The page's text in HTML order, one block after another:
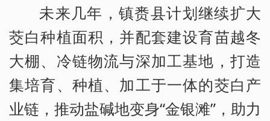
未来几年，镇赉县计划继续扩大
茭白种植面积，并配套建设育苗越冬
大棚、冷链物流与深加工基地，打造
集培育、种植、加工于一体的茭白产
业链，推动盐碱地变身“金银滩”，助力